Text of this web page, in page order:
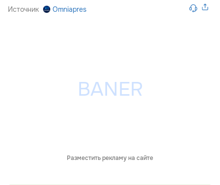
Источник Omniapres
Разместить рекламу на сайте